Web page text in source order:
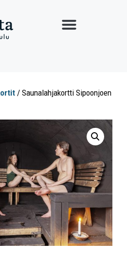
/ Saunalahjakortti Sipoonjoen